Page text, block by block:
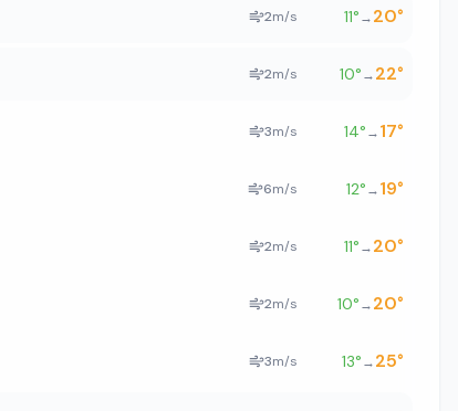
2m/s 11°→20°
2m/s 10°→22°
3m/s 14°→17°
6m/s 12°→19°
2m/s 11°→20°
2m/s 10°→20°
3m/s 13°→25°